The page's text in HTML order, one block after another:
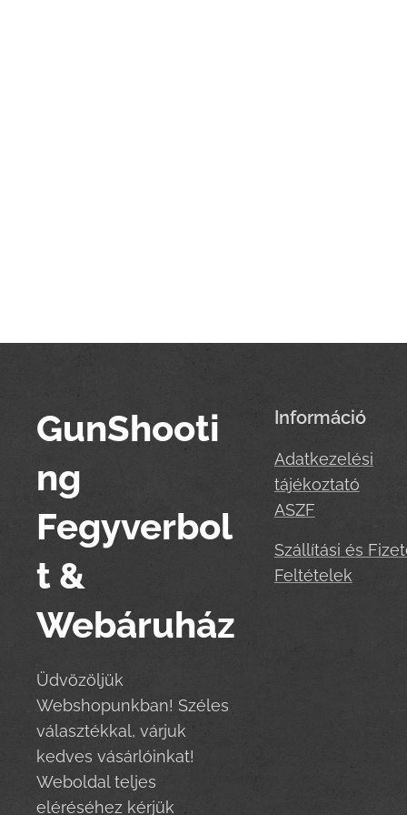
GunShooti
ng
Fegyverbol
t &
Webáruház
Üdvözöljük
Webshopunkban! Széles
választékkal, várjuk
kedves vásárlóinkat!
Weboldal teljes
eléréséhez kérjük
Információ
Adatkezelési
tájékoztató
ASZF
Szállítási és
Feltételek